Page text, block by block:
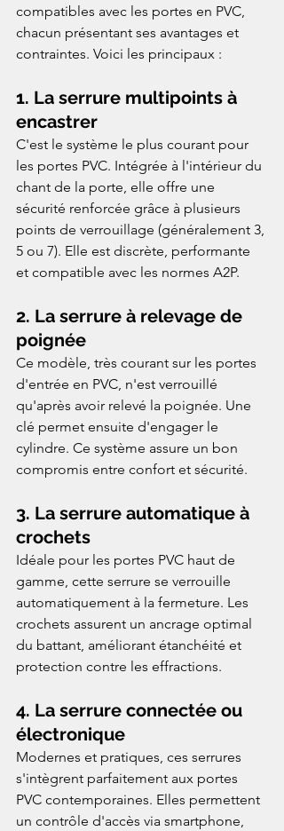
compatibles avec les portes en PVC,
chacun présentant ses avantages et
contraintes. Voici les principaux :
1. La serrure multipoints à
encastrer
C'est le système le plus courant pour
les portes PVC. Intégrée à l'intérieur du
chant de la porte, elle offre une
sécurité renforcée grâce à plusieurs
points de verrouillage (généralement 3,
5 ou 7). Elle est discrète, performante
et compatible avec les normes A2P.
2. La serrure à relevage de
poignée
Ce modèle, très courant sur les portes
d'entrée en PVC, n'est verrouillé
qu'après avoir relevé la poignée. Une
clé permet ensuite d'engager le
cylindre. Ce système assure un bon
compromis entre confort et sécurité.
3. La serrure automatique à
crochets
Idéale pour les portes PVC haut de
gamme, cette serrure se verrouille
automatiquement à la fermeture. Les
crochets assurent un ancrage optimal
du battant, améliorant étanchéité et
protection contre les effractions.
4. La serrure connectée ou
électronique
Modernes et pratiques, ces serrures
s'intègrent parfaitement aux portes
PVC contemporaines. Elles permettent
un contrôle d'accès via smartphone,